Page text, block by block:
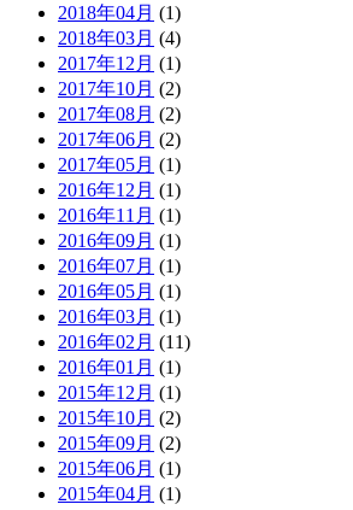
2018年04月 (1)
2018年03月 (4)
2017年12月 (1)
2017年10月 (2)
2017年08月 (2)
2017年06月 (2)
2017年05月 (1)
2016年12月 (1)
2016年11月 (1)
2016年09月 (1)
2016年07月 (1)
2016年05月 (1)
2016年03月 (1)
2016年02月 (11)
2016年01月 (1)
2015年12月 (1)
2015年10月 (2)
2015年09月 (2)
2015年06月 (1)
2015年04月 (1)